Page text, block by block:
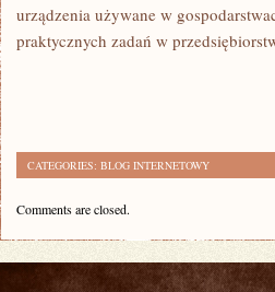
urządzenia używane w
praktycznych zadań w
CATEGORIES: BLOG INTERNETOWY
Comments are closed.